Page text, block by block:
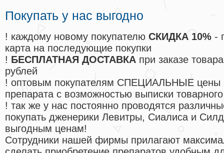
Покупать у нас выгодно
! каждому новому покупателю СКИДКА 10% -
карта на последующие покупки
! БЕСПЛАТНАЯ ДОСТАВКА при заказе
рублей
! оптовым покупателям СПЕЦИАЛЬНЫЕ цены
препарата с возможностью выписки
! так же у нас постоянно проводятся
покупать дженерики Левитры, Сиалиса и
выгодным ценам!
Cотрудники нашей фирмы прилагают